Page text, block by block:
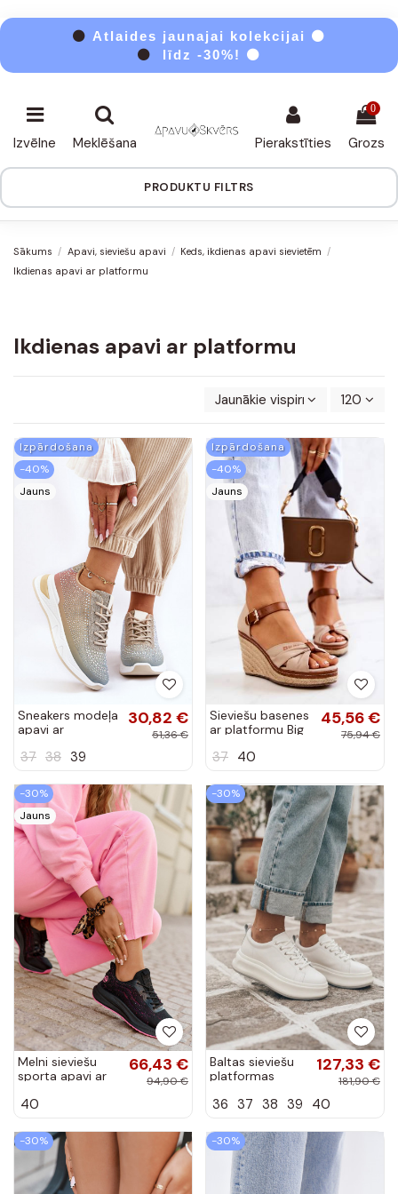
⚫ Atlaides jaunajai kolekcijai ⚫
⚫
līdz -30%! ⚫
Izvēlne Meklēšana Pierakstīties
0
Grozs
PRODUKTU FILTRS
Sākums Apavi, sieviešu apavi
Keds, ikdienas apavi sievietēm
Ikdienas apavi ar platformu
Ikdienas apavi ar platformu
Jaunākie vispirms 120
Izpārdošana
-40%
Jauns
Sneakers modeļa
apavi ar
spīdumiņiem
Raiden
30,82 €
51,36 €
37 38 39
Izpārdošana
-40%
Jauns
Sieviešu basenes
ar platformu Big
krāsas
45,56 €
75,94 €
37 40
-30%
Jauns
Melni sieviešu
sporta apavi ar
Star RR274523
66,43 €
94,90 €
40
-30%
Baltas sieviešu
platformas
GOE SS2N4021
127,33 €
181,90 €
36 37 38 39 40
-30% -30%